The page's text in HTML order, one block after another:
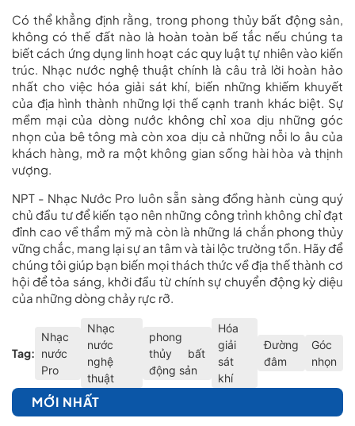
Có thể khẳng định rằng, trong phong thủy bất động sản,
không có thế đất nào là hoàn toàn bế tắc nếu chúng ta
biết cách ứng dụng linh hoạt các quy luật tự nhiên vào kiến
trúc. Nhạc nước nghệ thuật chính là câu trả lời hoàn hảo
nhất cho việc hóa giải sát khí, biến những khiếm khuyết
của địa hình thành những lợi thế cạnh tranh khác biệt. Sự
mềm mại của dòng nước không chỉ xoa dịu những góc
nhọn của bê tông mà còn xoa dịu cả những nỗi lo âu của
khách hàng, mở ra một không gian sống hài hòa và thịnh
vượng.
NPT - Nhạc Nước Pro luôn sẵn sàng đồng hành cùng quý
chủ đầu tư để kiến tạo nên những công trình không chỉ đạt
đỉnh cao về thẩm mỹ mà còn là những lá chắn phong thủy
vững chắc, mang lại sự an tâm và tài lộc trường tồn. Hãy để
chúng tôi giúp bạn biến mọi thách thức về địa thế thành cơ
hội để tỏa sáng, khởi đầu từ chính sự chuyển động kỳ diệu
của những dòng chảy rực rỡ.
Tag:
Nhạc
nước
Pro
Nhạc
nước
nghệ
thuật
phong
thủy bất
động sản
Hóa
giải
sát
khí
Đường
đâm
Góc
nhọn
MỚI NHẤT